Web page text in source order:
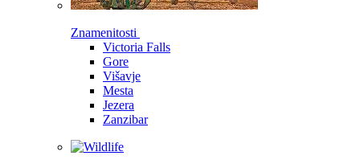
Znamenitosti
Victoria Falls
Gore
Višavje
Mesta
Jezera
Zanzibar